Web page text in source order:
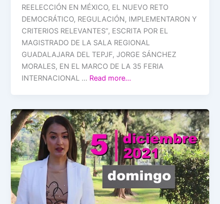
REELECCIÓN EN MÉXICO, EL NUEVO RETO
DEMOCRÁTICO, REGULACIÓN, IMPLEMENTARON Y
CRITERIOS RELEVANTES”, ESCRITA POR EL
MAGISTRADO DE LA SALA REGIONAL
GUADALAJARA DEL TEPJF, JORGE SÁNCHEZ
MORALES, EN EL MARCO DE LA 35 FERIA
INTERNACIONAL … Read more…